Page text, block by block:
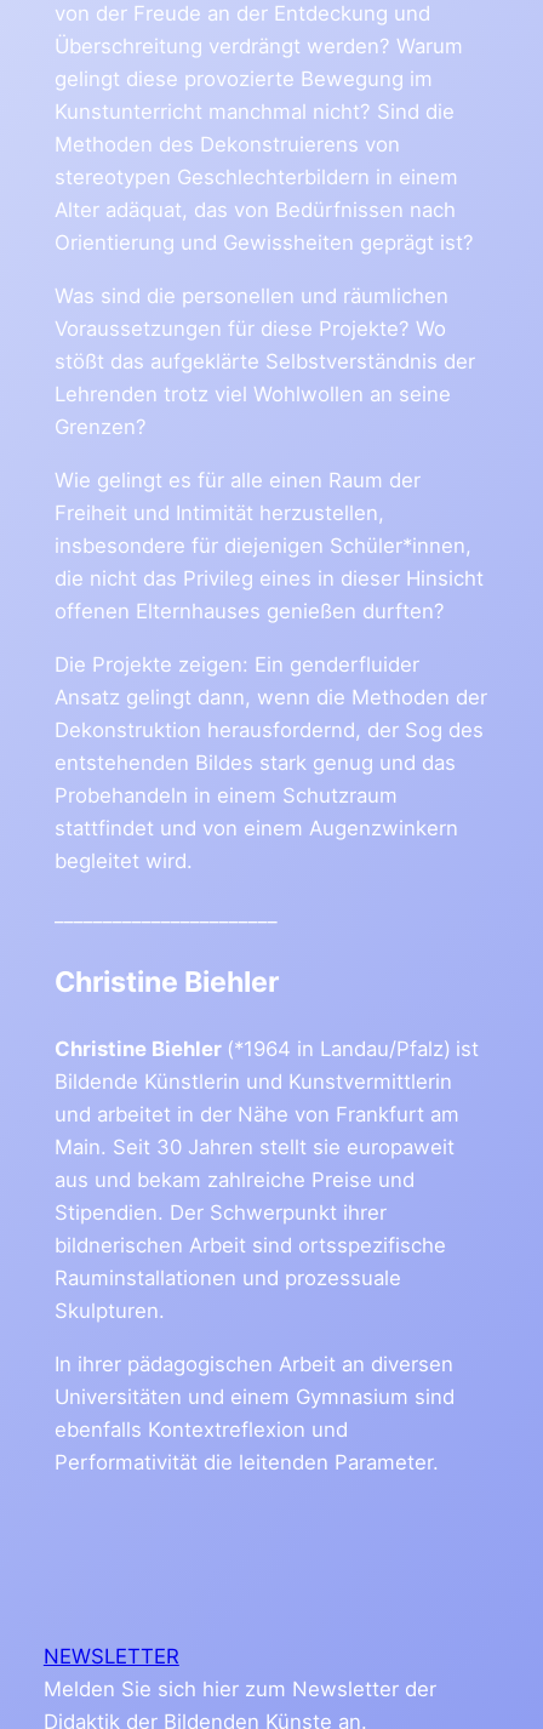
von der Freude an der Entdeckung und
Überschreitung verdrängt werden? Warum
gelingt diese provozierte Bewegung im
Kunstunterricht manchmal nicht? Sind die
Methoden des Dekonstruierens von
stereotypen Geschlechterbildern in einem
Alter adäquat, das von Bedürfnissen nach
Orientierung und Gewissheiten geprägt ist?
Was sind die personellen und räumlichen
Voraussetzungen für diese Projekte? Wo
stößt das aufgeklärte Selbstverständnis der
Lehrenden trotz viel Wohlwollen an seine
Grenzen?
Wie gelingt es für alle einen Raum der
Freiheit und Intimität herzustellen,
insbesondere für diejenigen Schüler*innen,
die nicht das Privileg eines in dieser Hinsicht
offenen Elternhauses genießen durften?
Die Projekte zeigen: Ein genderfluider
Ansatz gelingt dann, wenn die Methoden der
Dekonstruktion herausfordernd, der Sog des
entstehenden Bildes stark genug und das
Probehandeln in einem Schutzraum
stattfindet und von einem Augenzwinkern
begleitet wird.
Christine Biehler
Christine Biehler (*1964 in Landau/Pfalz) ist
Bildende Künstlerin und Kunstvermittlerin
und arbeitet in der Nähe von Frankfurt am
Main. Seit 30 Jahren stellt sie europaweit
aus und bekam zahlreiche Preise und
Stipendien. Der Schwerpunkt ihrer
bildnerischen Arbeit sind ortsspezifische
Rauminstallationen und prozessuale
Skulpturen.
In ihrer pädagogischen Arbeit an diversen
Universitäten und einem Gymnasium sind
ebenfalls Kontextreflexion und
Performativität die leitenden Parameter.
NEWSLETTER
Melden Sie sich hier zum Newsletter der
Didaktik der Bildenden Künste an.